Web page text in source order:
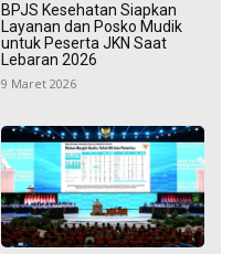
BPJS Kesehatan Siapkan
Layanan dan Posko Mudik
untuk Peserta JKN Saat
Lebaran 2026
9 Maret 2026